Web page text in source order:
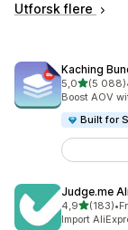
Utforsk flere
Kaching
5,0av 5(5 088)
Totalt 5088
Boost AOV
Built for
Judge.me
4,9av 5(183)
Totalt 183 •
Import